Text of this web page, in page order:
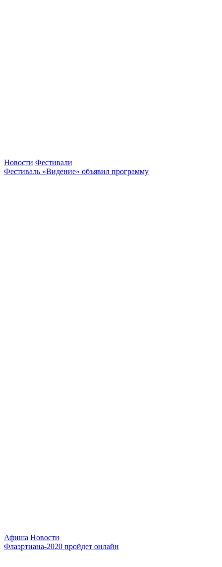
Новости Фестивали
Фестиваль «Видение» объявил программу
Афиша Новости
Флаэртиана-2020 пройдет онлайн